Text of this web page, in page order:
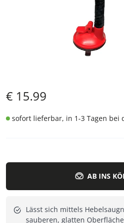
€ 15.99
sofort lieferbar, in 1-3 Tagen bei
AB INS
Lässt sich mittels
sauberen, glatten